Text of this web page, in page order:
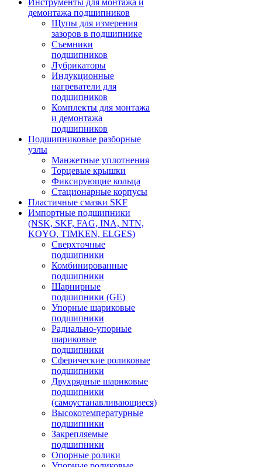
Инструменты для монтажа и
демонтажа подшипников
Щупы для измерения
зазоров в подшипнике
Съемники
подшипников
Лубрикаторы
Индукционные
нагреватели для
подшипников
Комплекты для монтажа
и демонтажа
подшипников
Подшипниковые разборные
узлы
Манжетные уплотнения
Торцевые крышки
Фиксирующие кольца
Стационарные корпусы
Пластичные смазки SKF
Импортные подшипники
(NSK, SKF, FAG, INA, NTN,
KOYO, TIMKEN, ELGES)
Сверхточные
подшипники
Комбинированные
подшипники
Шарнирные
подшипники (GE)
Упорные шариковые
подшипники
Радиально-упорные
шариковые
подшипники
Сферические роликовые
подшипники
Двухрядные шариковые
подшипники
(самоустанавливающиеся)
Высокотемпературные
подшипники
Закрепляемые
подшипники
Опорные ролики